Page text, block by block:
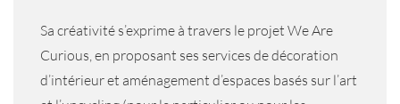
Sa créativité s’exprime à travers le projet We Are
Curious, en proposant ses services de décoration
d’intérieur et aménagement d’espaces basés sur l’art